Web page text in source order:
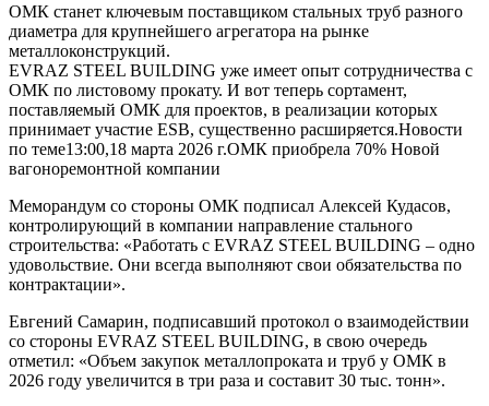
ОМК станет ключевым поставщиком стальных труб разного
диаметра для крупнейшего агрегатора на рынке
металлоконструкций.
EVRAZ STEEL BUILDING уже имеет опыт сотрудничества с
ОМК по листовому прокату. И вот теперь сортамент,
поставляемый ОМК для проектов, в реализации которых
принимает участие ESB, существенно расширяется.Новости
по теме13:00,18 марта 2026 г.ОМК приобрела 70% Новой
вагоноремонтной компании
Меморандум со стороны ОМК подписал Алексей Кудасов,
контролирующий в компании направление стального
строительства: «Работать с EVRAZ STEEL BUILDING – одно
удовольствие. Они всегда выполняют свои обязательства по
контрактации».
Евгений Самарин, подписавший протокол о взаимодействии
со стороны EVRAZ STEEL BUILDING, в свою очередь
отметил: «Объем закупок металлопроката и труб у ОМК в
2026 году увеличится в три раза и составит 30 тыс. тонн».